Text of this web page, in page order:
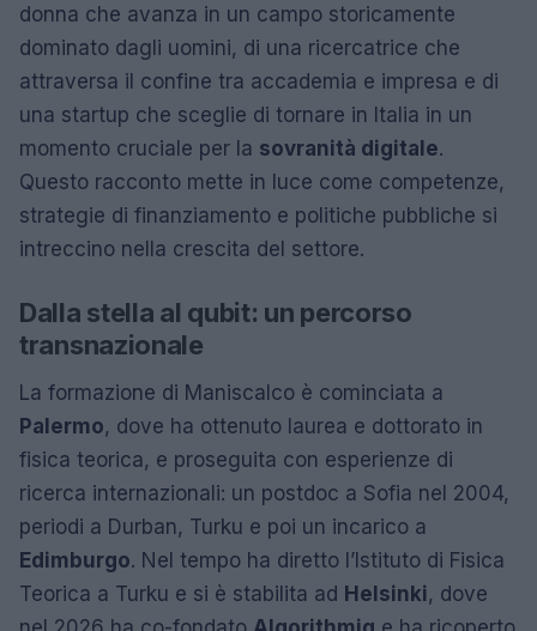
donna che avanza in un campo storicamente
dominato dagli uomini, di una ricercatrice che
attraversa il confine tra accademia e impresa e di
una startup che sceglie di tornare in Italia in un
momento cruciale per la sovranità digitale.
Questo racconto mette in luce come competenze,
strategie di finanziamento e politiche pubbliche si
intreccino nella crescita del settore.
Dalla stella al qubit: un percorso
transnazionale
La formazione di Maniscalco è cominciata a
Palermo, dove ha ottenuto laurea e dottorato in
fisica teorica, e proseguita con esperienze di
ricerca internazionali: un postdoc a Sofia nel 2004,
periodi a Durban, Turku e poi un incarico a
Edimburgo. Nel tempo ha diretto l’Istituto di Fisica
Teorica a Turku e si è stabilita ad Helsinki, dove